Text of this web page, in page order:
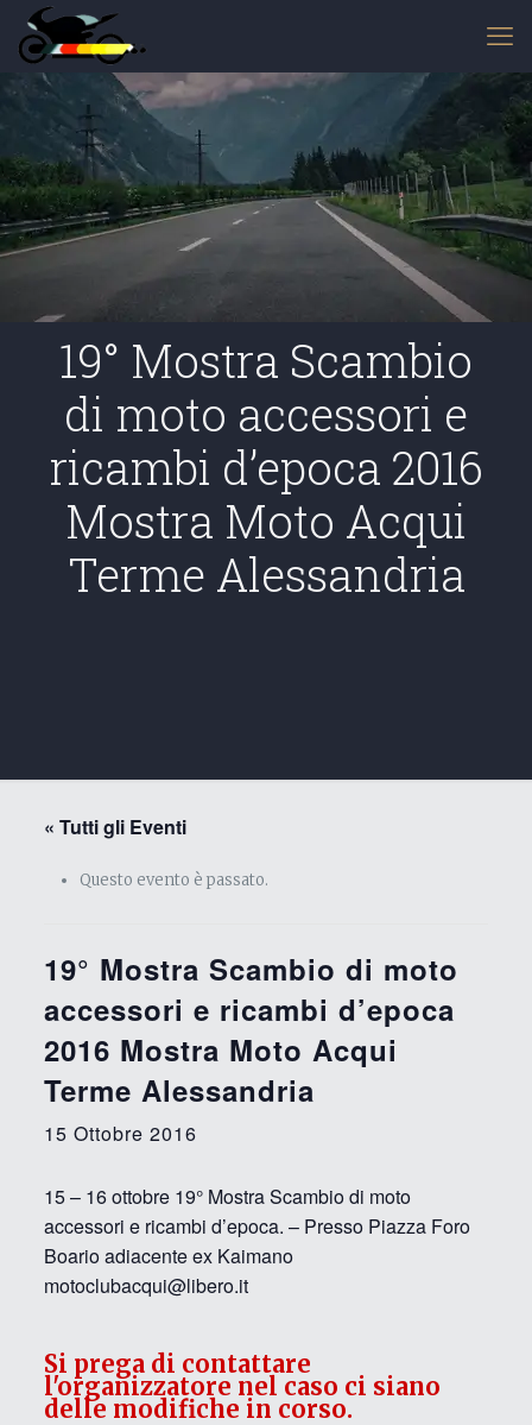
19° Mostra Scambio
di moto accessori e
ricambi d’epoca 2016
Mostra Moto Acqui
Terme Alessandria
« Tutti gli Eventi
Questo evento è passato.
19° Mostra Scambio di moto
accessori e ricambi d’epoca
2016 Mostra Moto Acqui
Terme Alessandria
15 Ottobre 2016
15 – 16 ottobre 19° Mostra Scambio di moto
accessori e ricambi d’epoca. – Presso Piazza Foro
Boario adiacente ex Kaimano
motoclubacqui@libero.it
Si prega di contattare
l'organizzatore nel caso ci siano
delle modifiche in corso.